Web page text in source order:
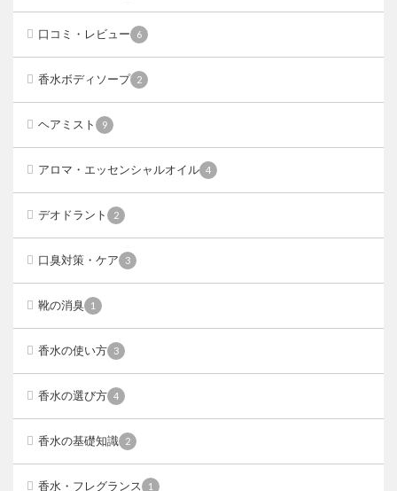
口コミ・レビュー 6
香水ボディソープ 2
ヘアミスト 9
アロマ・エッセンシャルオイル 4
デオドラント 2
口臭対策・ケア 3
靴の消臭 1
香水の使い方 3
香水の選び方 4
香水の基礎知識 2
香水・フレグランス 1